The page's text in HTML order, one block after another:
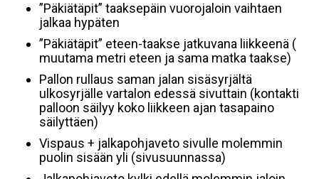
”Päkiätäpit” taaksepäin vuorojaloin vaihtaen
jalkaa hypäten
”Päkiätäpit” eteen-taakse jatkuvana liikkeenä (
muutama metri eteen ja sama matka taakse)
Pallon rullaus saman jalan sisäsyrjältä
ulkosyrjälle vartalon edessä sivuttain (kontakti
palloon säilyy koko liikkeen ajan tasapaino
säilyttäen)
Vispaus + jalkapohjaveto sivulle molemmin
puolin sisään yli (sivusuunnassa)